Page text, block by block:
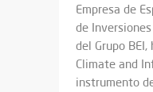
Empresa de
de
del Grupo
Climate and
instrumento